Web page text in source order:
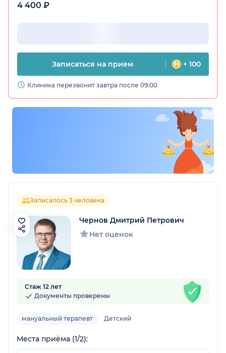
4 400 ₽
Записаться на прием + 100
Клиника перезвонит завтра после 09:00
Записалось 3 человека
Чернов Дмитрий Петрович
Нет оценок
Стаж 12 лет
Документы проверены
мануальный терапевт Детский
Места приёма (1/2):